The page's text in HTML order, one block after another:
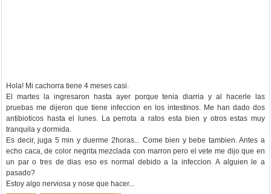
Hola! Mi cachorra tiene 4 meses casi.
El martes la ingresaron hasta ayer porque tenia diarria y al hacerle las
pruebas me dijeron que tiene infeccion en los intestinos. Me han dado dos
antibioticos hasta el lunes. La perrota a ratos esta bien y otros estas muy
tranquila y dormida.
Es decir, juga 5 min y duerme 2horas... Come bien y bebe tambien. Antes a
echo caca, de color negrita mezclada con marron pero el vete me dijo que en
un par o tres de dias eso es normal debido a la infeccion. A alguien le a
pasado?
Estoy algo nerviosa y nose que hacer...